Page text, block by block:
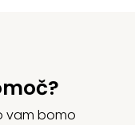
vam bomo